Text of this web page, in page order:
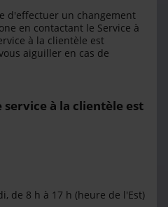
d'effectuer un changement
en contactant le Service à
à la clientèle est
aiguiller en cas de
service à la clientèle est
de 8 h à 17 h (heure de l'Est)